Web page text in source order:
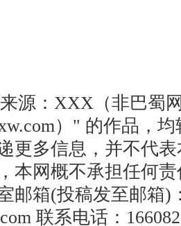
源：XXX（非巴蜀
）" 的作品，
更多信息，并不代
本网概不承担任何
邮箱(投稿发至邮箱)
联系电话：